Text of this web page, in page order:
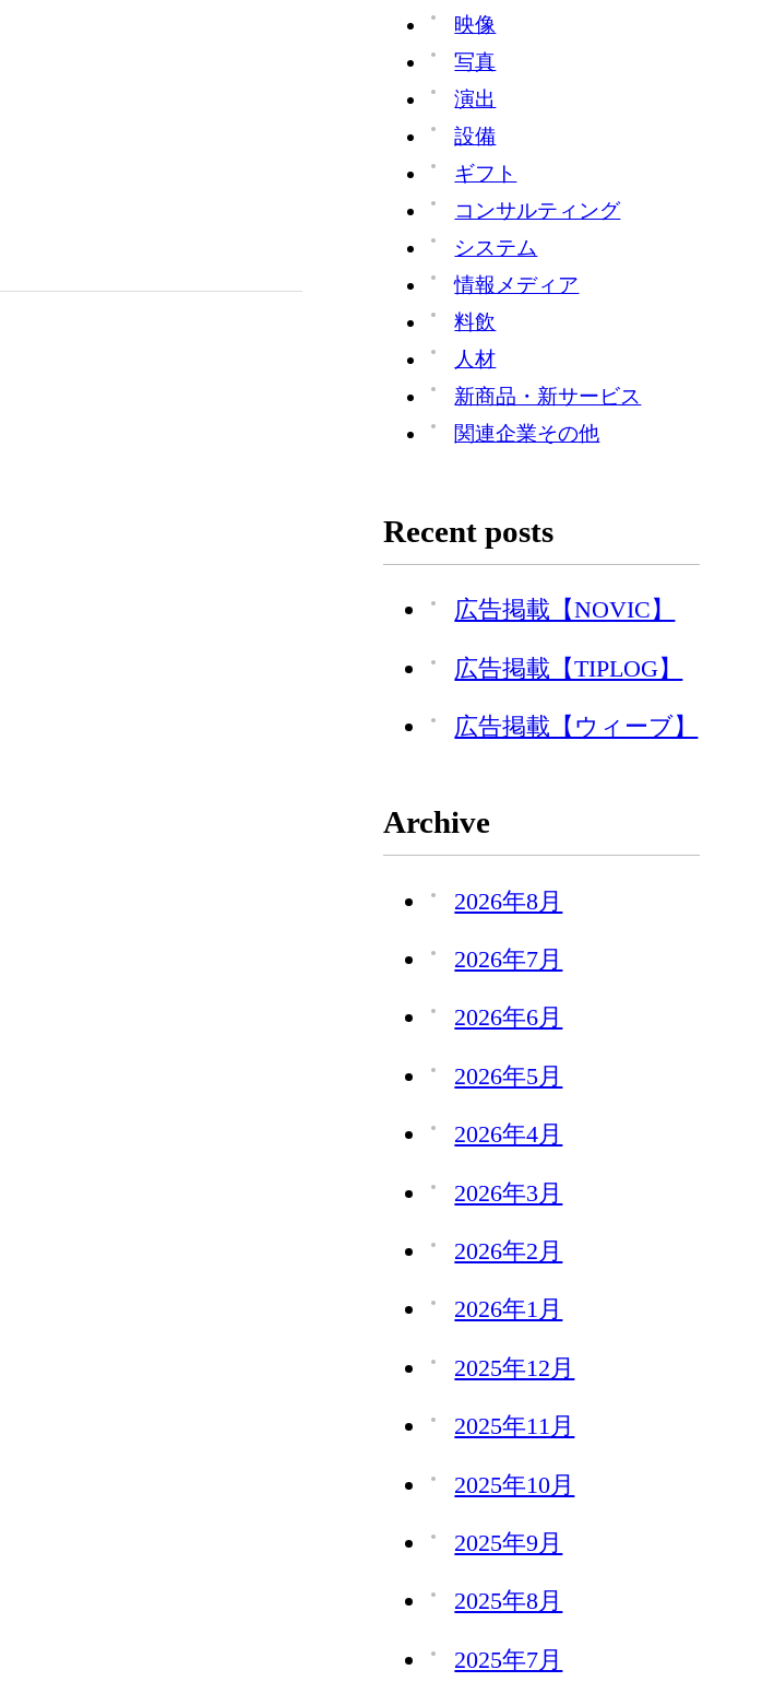
映像
写真
演出
設備
ギフト
コンサルティング
システム
情報メディア
料飲
人材
新商品・新サービス
関連企業その他
Recent posts
広告掲載【NOVIC】
広告掲載【TIPLOG】
広告掲載【ウィーブ】
Archive
2026年8月
2026年7月
2026年6月
2026年5月
2026年4月
2026年3月
2026年2月
2026年1月
2025年12月
2025年11月
2025年10月
2025年9月
2025年8月
2025年7月